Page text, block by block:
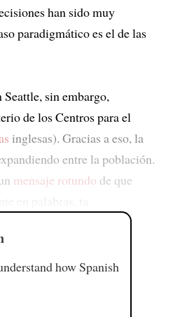
han sido muy
paradigmático es el de las
sin embargo,
de los Centros para el
inglesas). Gracias a eso, la
entre la población.
mensaje rotundo de que
how Spanish